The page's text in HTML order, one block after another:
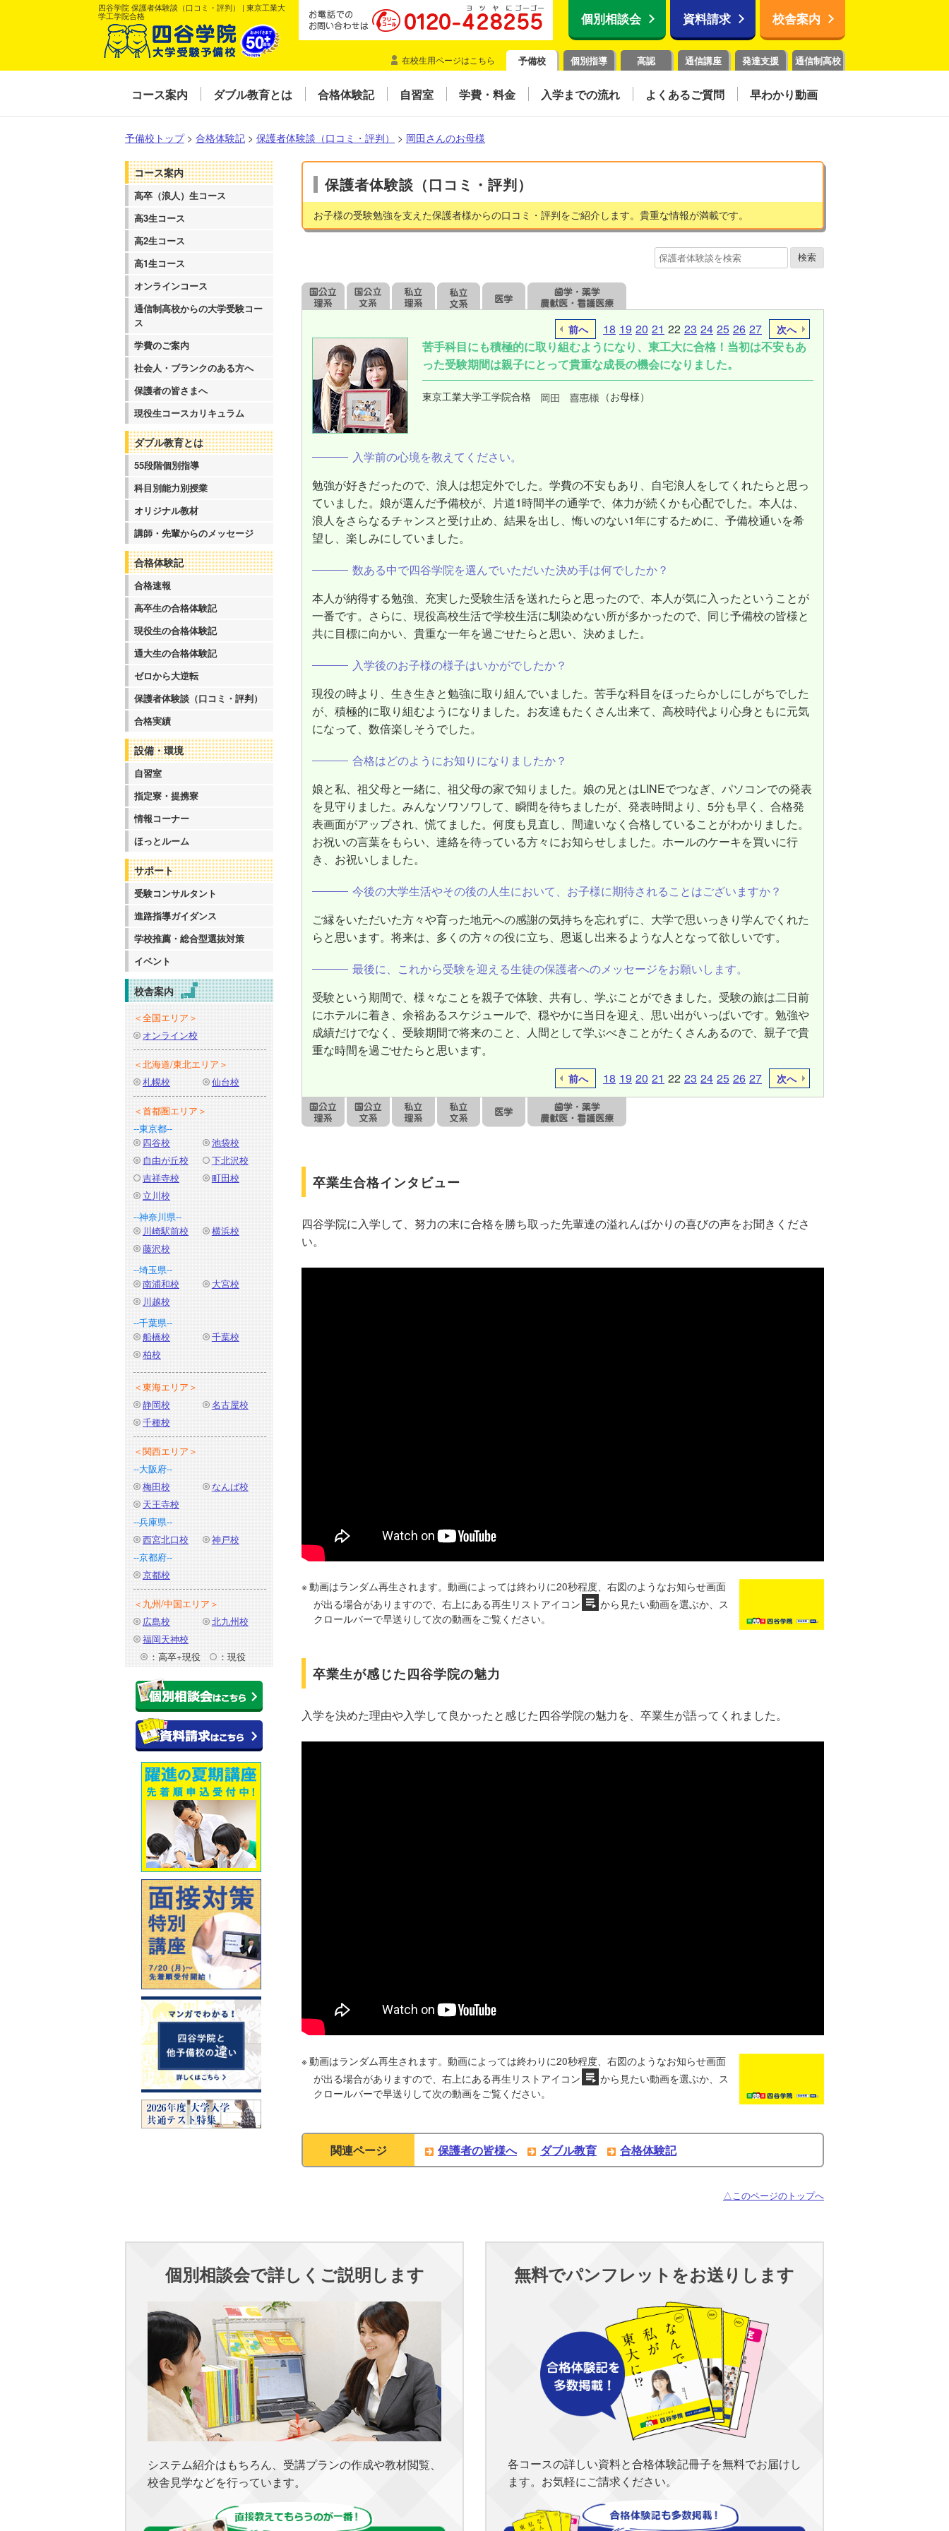
四谷学院 保護者体験談（口コミ・評判） | 東京工業大
学工学院合格
個別相談会 資料請求 校舎案内
在校生用ページはこちら 予備校 個別指導 高認 通信講座 発達支援 通信制高校
コース案内 ダブル教育とは 合格体験記 自習室 学費・料金 入学までの流れ よくあるご質問 早わかり動画
予備校トップ > 合格体験記 > 保護者体験談（口コミ・評判） > 岡田さんのお母様
コース案内
高卒（浪人）生コース
高3生コース
高2生コース
高1生コース
オンラインコース
通信制高校からの大学受験コー
ス
学費のご案内
社会人・ブランクのある方へ
保護者の皆さまへ
現役生コースカリキュラム
ダブル教育とは
55段階個別指導
科目別能力別授業
オリジナル教材
講師・先輩からのメッセージ
合格体験記
合格速報
高卒生の合格体験記
現役生の合格体験記
通大生の合格体験記
ゼロから大逆転
保護者体験談（口コミ・評判）
合格実績
設備・環境
自習室
指定寮・提携寮
情報コーナー
ほっとルーム
サポート
受験コンサルタント
進路指導ガイダンス
学校推薦・総合型選抜対策
イベント
校舎案内
＜全国エリア＞
オンライン校
＜北海道/東北エリア＞
札幌校
仙台校
＜首都圏エリア＞
--東京都--
四谷校
池袋校
自由が丘校
下北沢校
吉祥寺校
町田校
立川校
--神奈川県--
川崎駅前校
横浜校
藤沢校
--埼玉県--
南浦和校
大宮校
川越校
--千葉県--
船橋校
千葉校
柏校
＜東海エリア＞
静岡校
名古屋校
千種校
＜関西エリア＞
--大阪府--
梅田校
なんば校
天王寺校
--兵庫県--
西宮北口校
神戸校
--京都府--
京都校
＜九州/中国エリア＞
広島校
北九州校
福岡天神校
：高卒+現役
：現役
保護者体験談（口コミ・評判）
お子様の受験勉強を支えた保護者様からの口コミ・評判をご紹介します。貴重な情報が満載です。
前へ 18 19 20 21 22 23 24 25 26 27 次へ
苦手科目にも積極的に取り組むようになり、東工大に合格！当初は不安もあ
った受験期間は親子にとって貴重な成長の機会になりました。
東京工業大学工学院合格 （お母様）
入学前の心境を教えてください。
勉強が好きだったので、浪人は想定外でした。学費の不安もあり、自宅浪人をしてくれたらと思っ
ていました。娘が選んだ予備校が、片道1時間半の通学で、体力が続くかも心配でした。本人は、
浪人をさらなるチャンスと受け止め、結果を出し、悔いのない1年にするために、予備校通いを希
望し、楽しみにしていました。
数ある中で四谷学院を選んでいただいた決め手は何でしたか？
本人が納得する勉強、充実した受験生活を送れたらと思ったので、本人が気に入ったということが
一番です。さらに、現役高校生活で学校生活に馴染めない所が多かったので、同じ予備校の皆様と
共に目標に向かい、貴重な一年を過ごせたらと思い、決めました。
入学後のお子様の様子はいかがでしたか？
現役の時より、生き生きと勉強に取り組んでいました。苦手な科目をほったらかしにしがちでした
が、積極的に取り組むようになりました。お友達もたくさん出来て、高校時代より心身ともに元気
になって、数倍楽しそうでした。
合格はどのようにお知りになりましたか？
娘と私、祖父母と一緒に、祖父母の家で知りました。娘の兄とはLINEでつなぎ、パソコンでの発表
を見守りました。みんなソワソワして、瞬間を待ちましたが、発表時間より、5分も早く、合格発
表画面がアップされ、慌てました。何度も見直し、間違いなく合格していることがわかりました。
お祝いの言葉をもらい、連絡を待っている方々にお知らせしました。ホールのケーキを買いに行
き、お祝いしました。
今後の大学生活やその後の人生において、お子様に期待されることはございますか？
ご縁をいただいた方々や育った地元への感謝の気持ちを忘れずに、大学で思いっきり学んでくれた
らと思います。将来は、多くの方々の役に立ち、恩返し出来るような人となって欲しいです。
最後に、これから受験を迎える生徒の保護者へのメッセージをお願いします。
受験という期間で、様々なことを親子で体験、共有し、学ぶことができました。受験の旅は二日前
にホテルに着き、余裕あるスケジュールで、穏やかに当日を迎え、思い出がいっぱいです。勉強や
成績だけでなく、受験期間で将来のこと、人間として学ぶべきことがたくさんあるので、親子で貴
重な時間を過ごせたらと思います。
前へ 18 19 20 21 22 23 24 25 26 27 次へ
卒業生合格インタビュー
四谷学院に入学して、努力の末に合格を勝ち取った先輩達の溢れんばかりの喜びの声をお聞きくださ
い。
動画はランダム再生されます。動画によっては終わりに20秒程度、右図のようなお知らせ画面
が出る場合がありますので、右上にある再生リストアイコン
から見たい動画を選ぶか、ス
クロールバーで早送りして次の動画をご覧ください。
卒業生が感じた四谷学院の魅力
入学を決めた理由や入学して良かったと感じた四谷学院の魅力を、卒業生が語ってくれました。
動画はランダム再生されます。動画によっては終わりに20秒程度、右図のようなお知らせ画面
が出る場合がありますので、右上にある再生リストアイコン
から見たい動画を選ぶか、ス
クロールバーで早送りして次の動画をご覧ください。
関連ページ 保護者の皆様へ ダブル教育 合格体験記
△このページのトップへ
個別相談会で詳しくご説明します
システム紹介はもちろん、受講プランの作成や教材閲覧、
校舎見学などを行っています。
無料でパンフレットをお送りします
各コースの詳しい資料と合格体験記冊子を無料でお届けし
ます。お気軽にご請求ください。